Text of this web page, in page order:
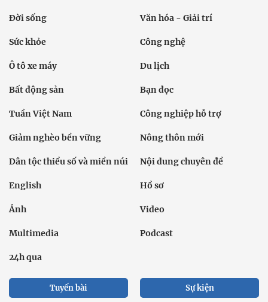
Đời sống Văn hóa - Giải trí
Sức khỏe Công nghệ
Ô tô xe máy Du lịch
Bất động sản Bạn đọc
Tuần Việt Nam Công nghiệp hỗ trợ
Giảm nghèo bền vững Nông thôn mới
Dân tộc thiểu số và miền núi Nội dung chuyên đề
English Hồ sơ
Ảnh Video
Multimedia Podcast
24h qua
Tuyến bài Sự kiện